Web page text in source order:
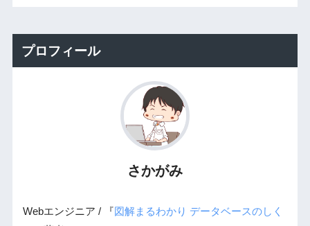
プロフィール
さかがみ
Webエンジニア / 『図解まるわかり データベースのしく